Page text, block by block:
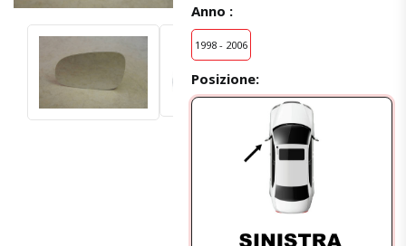
Anno :
1998 - 2006
Posizione: